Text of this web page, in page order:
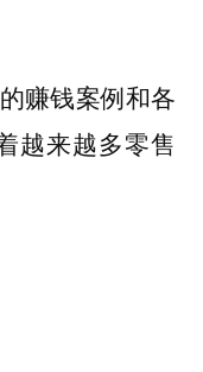
赚钱案例和各
越来越多零售